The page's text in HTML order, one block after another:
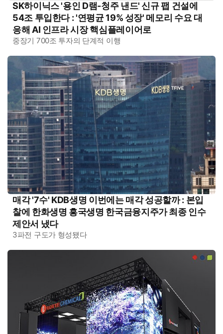
SK하이닉스 '용인 D램-청주 낸드' 신규 팹 건설에
54조 투입한다 : '연평균 19% 성장' 메모리 수요 대
응해 AI 인프라 시장 핵심플레이어로
중장기 700조 투자의 단계적 이행
매각 '7수' KDB생명 이번에는 매각 성공할까 : 본입
찰에 한화생명 흥국생명 한국금융지주가 최종 인수
제안서 냈다
3파전 구도가 형성됐다